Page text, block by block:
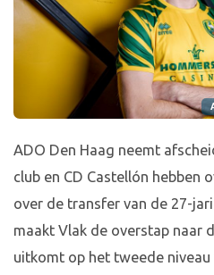
ADO Den Haag neemt
club en CD Castellón hebben
over de transfer van de 27-
maakt Vlak de overstap naar
uitkomt op het tweede niveau